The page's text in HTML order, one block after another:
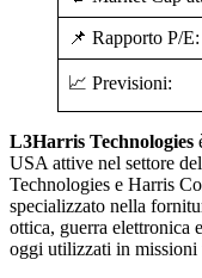
📌 Rapporto P/E:
📈 Previsioni:
L3Harris Technologies
USA attive nel settore
Technologies e Harris
specializzato nella
ottica, guerra elettronica
oggi utilizzati in missioni